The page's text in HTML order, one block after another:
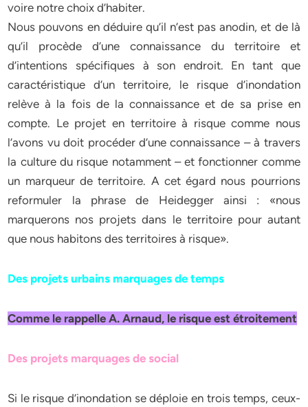
voire notre choix d’habiter.
Nous pouvons en déduire qu’il n’est pas anodin, et de là
qu’il procède d’une connaissance du territoire et
d’intentions spécifiques à son endroit. En tant que
caractéristique d’un territoire, le risque d’inondation
relève à la fois de la connaissance et de sa prise en
compte. Le projet en territoire à risque comme nous
l’avons vu doit procéder d’une connaissance – à travers
la culture du risque notamment – et fonctionner comme
un marqueur de territoire. A cet égard nous pourrions
reformuler la phrase de Heidegger ainsi : «nous
marquerons nos projets dans le territoire pour autant
que nous habitons des territoires à risque».
Des projets urbains marquages de temps
Comme le rappelle A. Arnaud, le risque est étroitement
Des projets marquages de social
Si le risque d’inondation se déploie en trois temps, ceux-